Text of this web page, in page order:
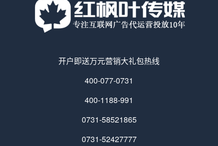
开户即送万元营销大礼包热线
400-077-0731
400-1188-991
0731-58521865
0731-52427777